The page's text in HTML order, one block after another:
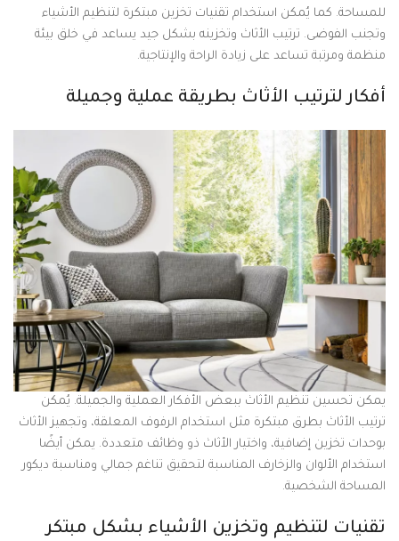
للمساحة. كما يُمكن استخدام تقنيات تخزين مبتكرة لتنظيم الأشياء
وتجنب الفوضى. ترتيب الأثاث وتخزينه بشكل جيد يساعد في خلق بيئة
منظمة ومرتبة تساعد على زيادة الراحة والإنتاجية.
أفكار لترتيب الأثاث بطريقة عملية وجميلة
يمكن تحسين تنظيم الأثاث ببعض الأفكار العملية والجميلة. يُمكن
ترتيب الأثاث بطرق مبتكرة مثل استخدام الرفوف المعلقة، وتجهيز الأثاث
بوحدات تخزين إضافية، واختيار الأثاث ذو وظائف متعددة. يمكن أيضًا
استخدام الألوان والزخارف المناسبة لتحقيق تناغم جمالي ومناسبة ديكور
المساحة الشخصية.
تقنيات لتنظيم وتخزين الأشياء بشكل مبتكر